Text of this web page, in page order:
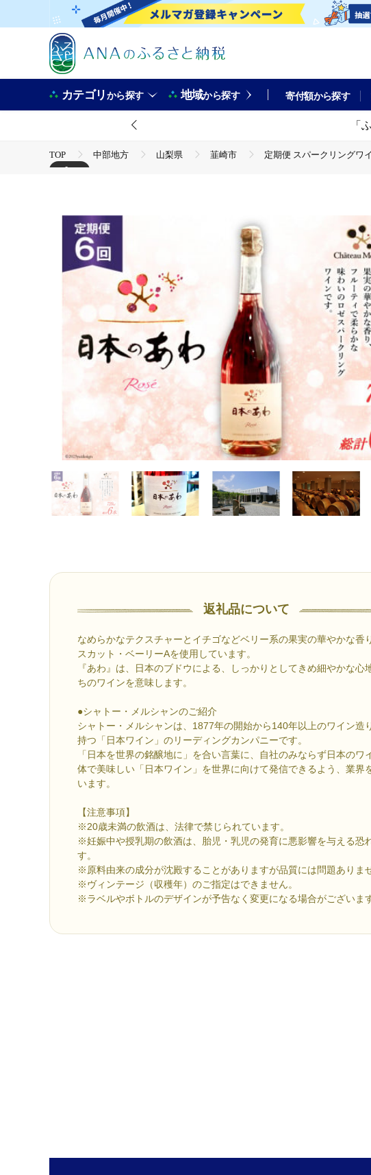
カテゴリから探す 地域から探す 寄付額から探す
「
TOP 中部地方 山梨県 韮崎市 定期便 スパークリングワ
+1
返礼品について
なめらかなテクスチャーとイチゴなどベリー系の果実の華やかな香
スカット・ベーリーAを使用しています。
『あわ』は、日本のブドウによる、しっかりとしてきめ細やかな心
ちのワインを意味します。
●シャトー・メルシャンのご紹介
シャトー・メルシャンは、1877年の開始から140年以上のワイン造
持つ「日本ワイン」のリーディングカンパニーです。
「日本を世界の銘醸地に」を合い言葉に、自社のみならず日本のワ
体で美味しい「日本ワイン」を世界に向けて発信できるよう、業界
います。
【注意事項】
※20歳未満の飲酒は、法律で禁じられています。
※妊娠中や授乳期の飲酒は、胎児・乳児の発育に悪影響を与える恐
す。
※原料由来の成分が沈殿することがありますが品質には問題ありま
※ヴィンテージ（収穫年）のご指定はできません。
※ラベルやボトルのデザインが予告なく変更になる場合がございます